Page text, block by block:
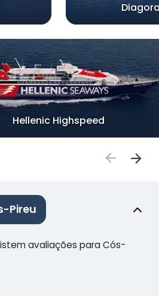
Hellenic Highspeed
Pireu
avaliações para Cós-